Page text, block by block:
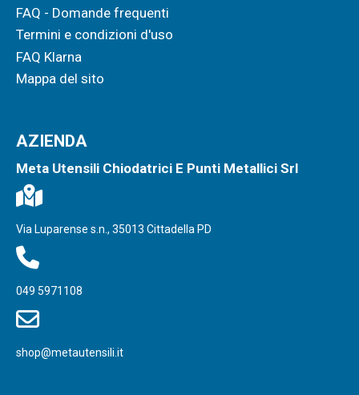
FAQ - Domande frequenti
Termini e condizioni d'uso
FAQ Klarna
Mappa del sito
AZIENDA
Meta Utensili Chiodatrici E Punti Metallici Srl
Via Luparense s.n., 35013 Cittadella PD
049 5971108
shop@metautensili.it